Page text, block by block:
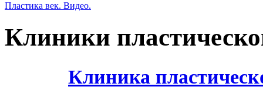
Пластика век. Видео.
Клиники
Клиника